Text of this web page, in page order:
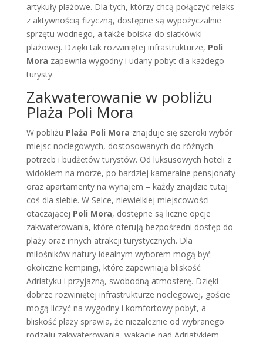
artykuły plażowe. Dla tych, którzy chcą połączyć relaks
z aktywnością fizyczną, dostępne są wypożyczalnie
sprzętu wodnego, a także boiska do siatkówki
plażowej. Dzięki tak rozwiniętej infrastrukturze, Poli
Mora zapewnia wygodny i udany pobyt dla każdego
turysty.
Zakwaterowanie w pobliżu
Plaża Poli Mora
W pobliżu Plaża Poli Mora znajduje się szeroki wybór
miejsc noclegowych, dostosowanych do różnych
potrzeb i budżetów turystów. Od luksusowych hoteli z
widokiem na morze, po bardziej kameralne pensjonaty
oraz apartamenty na wynajem – każdy znajdzie tutaj
coś dla siebie. W Selce, niewielkiej miejscowości
otaczającej Poli Mora, dostępne są liczne opcje
zakwaterowania, które oferują bezpośredni dostęp do
plaży oraz innych atrakcji turystycznych. Dla
miłośników natury idealnym wyborem mogą być
okoliczne kempingi, które zapewniają bliskość
Adriatyku i przyjazną, swobodną atmosferę. Dzięki
dobrze rozwiniętej infrastrukturze noclegowej, goście
mogą liczyć na wygodny i komfortowy pobyt, a
bliskość plaży sprawia, że niezależnie od wybranego